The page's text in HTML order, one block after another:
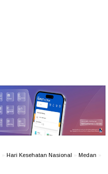
Hari Kesehatan Nasional Medan